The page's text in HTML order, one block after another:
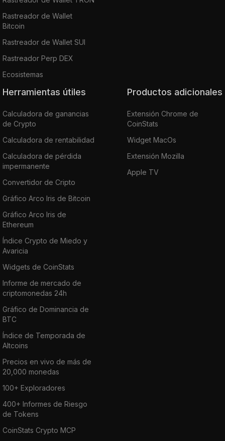
Rastreador de Wallet
Bitcoin
Rastreador de Wallet SUI
Rastreador Perp DEX
Ecosistemas
Herramientas útiles
Calculadora de ganancias
de Crypto
Calculadora de rentabilidad
Calculadora de pérdida
impermanente
Convertidor de Cripto
Gráfico Arco Iris de Bitcoin
Gráfico Arco Iris de
Ethereum
Índice Crypto de Miedo y
Avaricia
Widgets de CoinStats
Informe de mercado de
criptomonedas 24h
Gráfico de Dominancia de
BTC
Índice de Temporada de
Altcoins
Precios en vivo de más de
20,000 monedas
100+ Exploradores
400+ Informes de Riesgo
de Tokens
CoinStats Crypto MCP
Productos adicionales
Extensión Chrome de
CoinStats
Widget MacOs
Extensión Mozilla
Apple TV